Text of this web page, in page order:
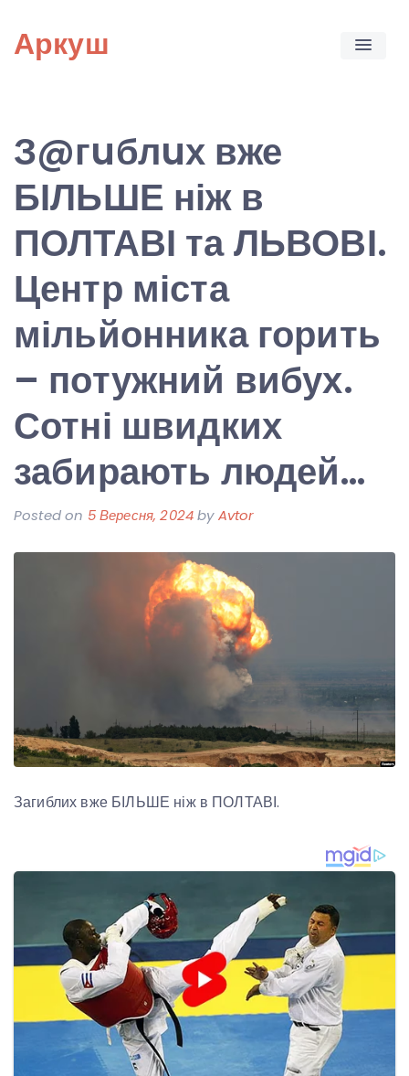
content
Аркуш
З@гuблuх вже
БІЛЬШЕ ніж в
ПОЛТАВІ та ЛЬВОВІ.
Центр міста
мільйонника горить
– потужний вибух.
Сотні швидких
забирають людей…
Posted on 5 Вересня, 2024byAvtor
Загиблих вже БІЛЬШЕ ніж в ПОЛТАВІ.